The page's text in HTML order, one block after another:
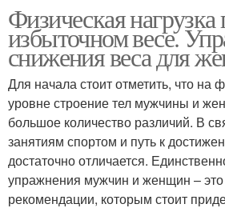
Физическая нагрузка
избыточном весе.
снижения веса для
Для начала стоит отметить, что на
уровне строение тел мужчины и
большое количество различий. В
занятиям спортом и путь к
достаточно отличается.
упражнения мужчин и женщин –
рекомендации, которым стоит